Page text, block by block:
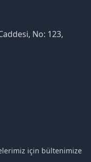
No: 123,
için bültenimize